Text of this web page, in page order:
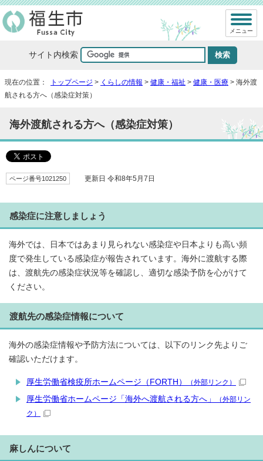
サイト内検索
メニュー
現在の位置： トップページ > くらしの情報 > 健康・福祉 > 健康・医療 > 海外渡
航される方へ（感染症対策）
海外渡航される方へ（感染症対策）
ページ番号1021250 更新日 令和8年5月7日
感染症に注意しましょう
海外では、日本ではあまり見られない感染症や日本よりも高い頻
度で発生している感染症が報告されています。海外に渡航する際
は、渡航先の感染症状況等を確認し、適切な感染予防を心がけて
ください。
渡航先の感染症情報について
海外の感染症情報や予防方法については、以下のリンク先よりご
確認いただけます。
厚生労働省検疫所ホームページ（FORTH） （外部リンク）
厚生労働省ホームページ「海外へ渡航される方へ」
（外部リン
ク）
麻しんについて